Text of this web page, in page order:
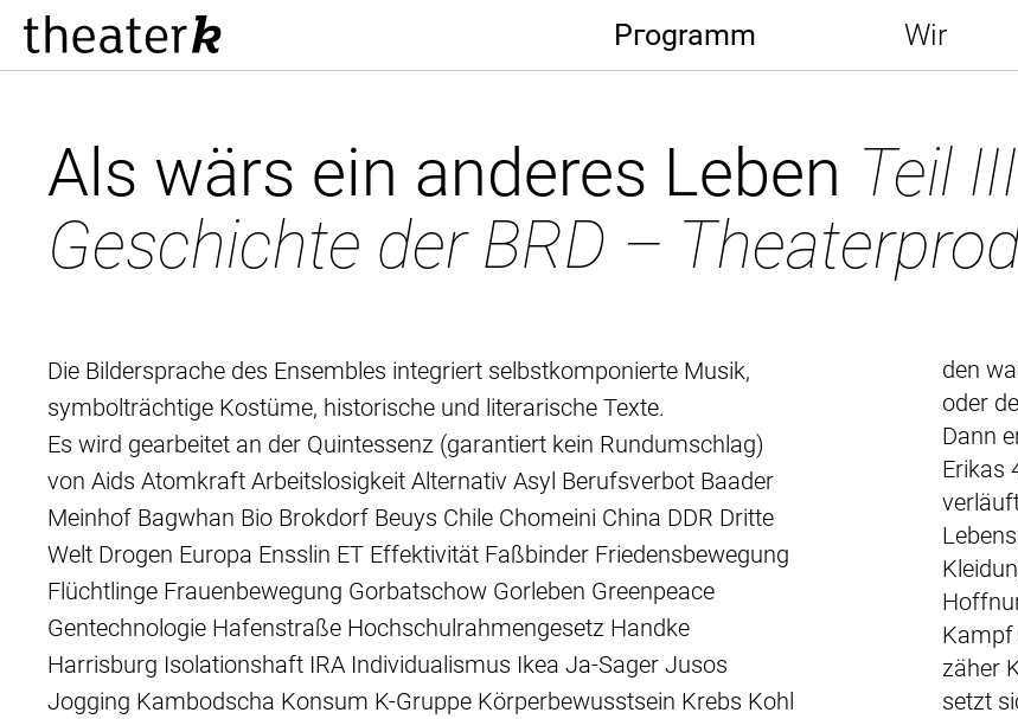
Pгogramm Wir
Als wärs ein anderes Leben Teil
Geschichte der BRD –
Die Bildersprache des Ensembles integriert selbstkomponierte Musik,
symbolträchtige Kostüme, historische und literarische Texte.
Es wird gearbeitet an der Quintessenz (garantiert kein Rundumschlag)
von Aids Atomkraft Arbeitslosigkeit Alternativ Asyl Berufsverbot Baader
Meinhof Bagwhan Bio Brokdorf Beuys Chile Chomeini China DDR Dritte
Welt Drogen Europa Ensslin ET Effektivität Faßbinder Friedensbewegung
Flüchtlinge Frauenbewegung Gorbatschow Gorleben Greenpeace
Gentechnologie Hafenstraße Hochschulrahmengesetz Handke
Harrisburg Isolationshaft IRA Individualismus Ikea Ja-Sager Jusos
Jogging Kambodscha Konsum K-Gruppe Körperbewusstsein Krebs Kohl
den
oder
Dann
Erikas
Kampf
zäher
setzt